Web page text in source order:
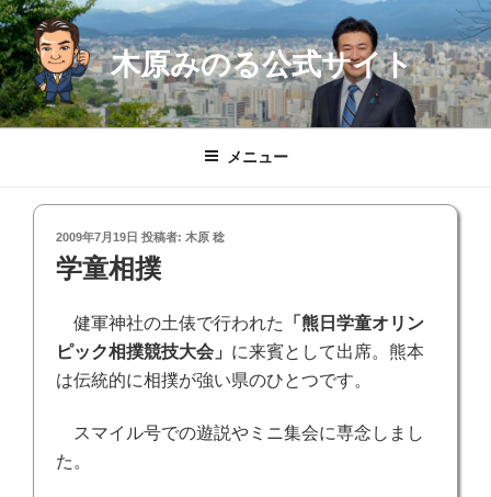
コ
ン
テ
ン
ツ
木原みのる公式サイト
メニュー
投
稿
日:
2009年7月19日 投稿者: 木原 稔
学童相撲
健軍神社の土俵で行われた
「熊日学童オリン
ピック相撲競技大会」 に来賓として出席。熊本
は伝統的に相撲が強い県のひとつです。
スマイル号での遊説やミニ集会に専念しまし
た。